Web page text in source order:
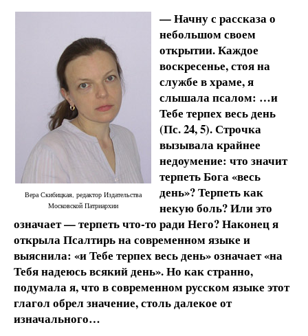
Вера Скибицкая, редактор Издательства
Московской Патриархии
— Начну с рассказа о
небольшом своем
открытии. Каждое
воскресенье, стоя на
службе в храме, я
слышала псалом: …и
Тебе терпех весь день
(Пс. 24, 5). Строчка
вызывала крайнее
недоумение: что значит
терпеть Бога «весь
день»? Терпеть как
некую боль? Или это
означает — терпеть что-то ради Него? Наконец я
открыла Псалтирь на современном языке и
выяснила: «и Тебе терпех весь день» означает «на
Тебя надеюсь всякий день». Но как странно,
подумала я, что в современном русском языке этот
глагол обрел значение, столь далекое от
изначального…